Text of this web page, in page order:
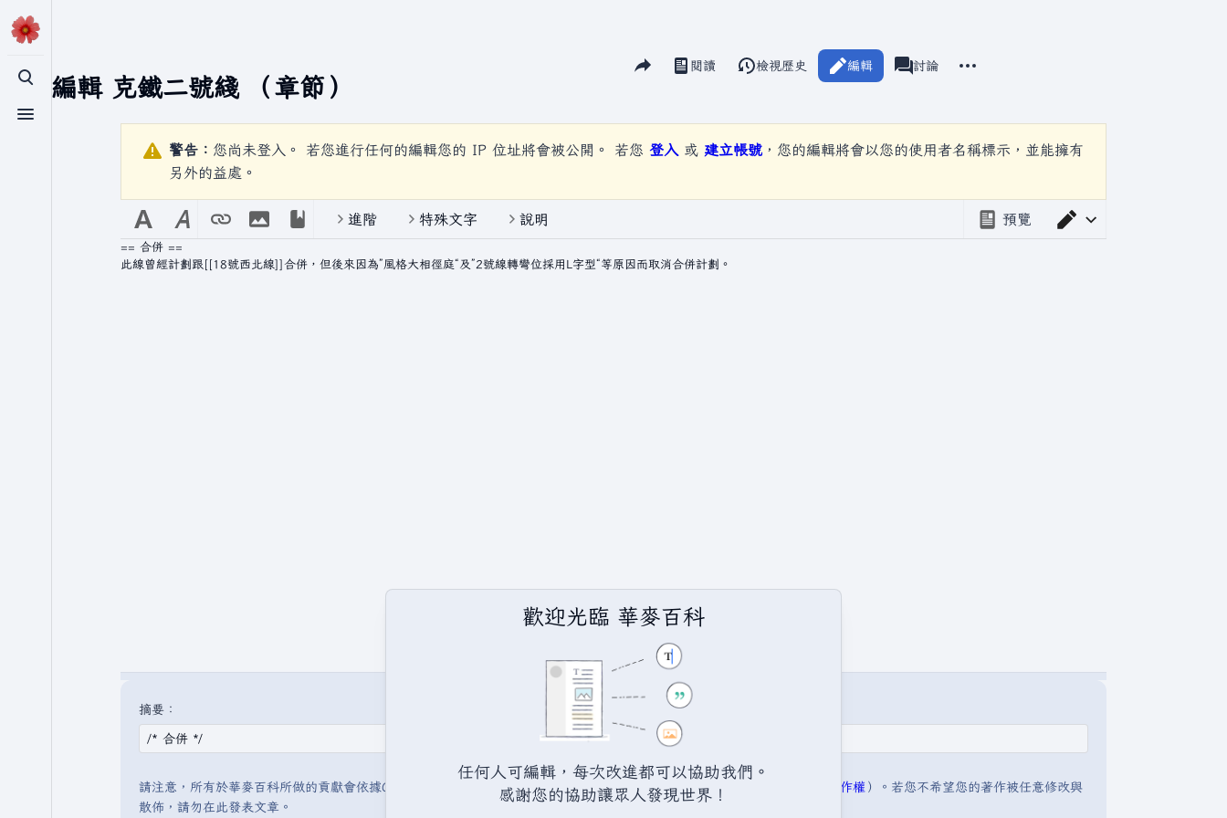
切換搜尋
切換選單
正在編輯 克鐵二號綫（章節）
分享此頁面
視圖閱讀 編輯
檢視歷史 associated-pages
頁面
討論
警告： 您尚未登入。 若您進行任何的編輯您的 IP 位址將會被公開。 若您 登入 或 建立帳號 ，您的編輯將會以您的使用者名稱標示，並能擁有
另外的益處。
預覽
切換編輯器
進階 特殊文字 說明
摘要：
請注意，所有於華麥百科所做的貢獻會依據CC BY-SA（創用CC 姓名標示─相同方式分享）授權條款發佈（詳情請見 說明:著作權 ）。若您不希望您的著作被任意修改與
散佈，請勿在此發表文章。
歡迎光臨 華麥百科
任何人可編輯，每次改進都可以協助我們。
感謝您的協助讓眾人發現世界！